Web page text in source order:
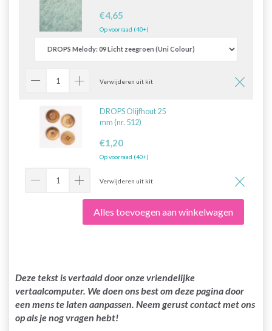
€4,65
Op voorraad (40+)
Verwijderen uit kit
DROPS Olijfhout 25
mm (nr. 512)
€1,20
Op voorraad (40+)
Verwijderen uit kit
Alles toevoegen aan winkelwagen
Deze tekst is vertaald door onze vriendelijke
vertaalcomputer. We doen ons best om deze pagina door
een mens te laten aanpassen. Neem gerust contact met ons
op als je nog vragen hebt!